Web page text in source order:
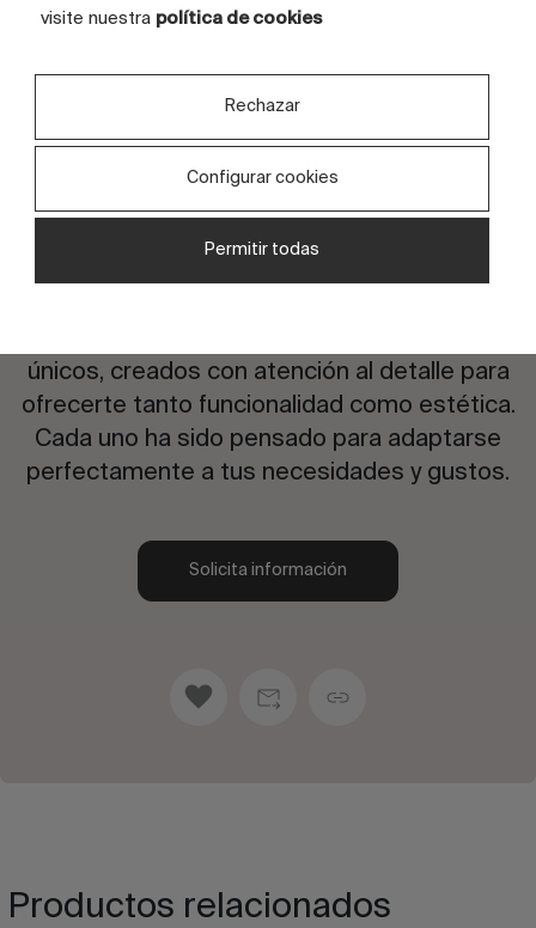
CARAS 3 caras
¿Te interesa este diseño?
únicos, creados con atención al detalle para
ofrecerte tanto funcionalidad como estética.
Cada uno ha sido pensado para adaptarse
perfectamente a tus necesidades y gustos.
Solicita información
Productos relacionados
visite nuestra política de cookies
Rechazar
Configurar cookies
Permitir todas